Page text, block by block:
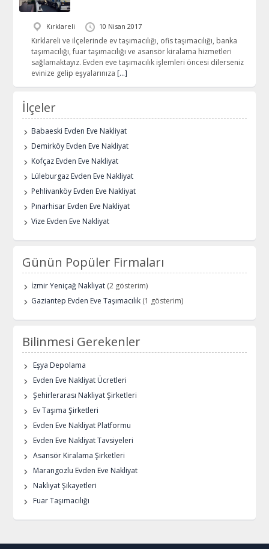
Kırklareli 10 Nisan 2017
Kırklareli ve ilçelerinde ev taşımacılığı, ofis taşımacılığı, banka
taşımacılığı, fuar taşımacılığı ve asansör kiralama hizmetleri
sağlamaktayız. Evden eve taşımacılık işlemleri öncesi dilerseniz
evinize gelip eşyalarınıza […]
İlçeler
Babaeski Evden Eve Nakliyat
Demirköy Evden Eve Nakliyat
Kofçaz Evden Eve Nakliyat
Lüleburgaz Evden Eve Nakliyat
Pehlivanköy Evden Eve Nakliyat
Pınarhisar Evden Eve Nakliyat
Vize Evden Eve Nakliyat
Günün Popüler Firmaları
İzmir Yeniçağ Nakliyat (2 gösterim)
Gaziantep Evden Eve Taşımacılık (1 gösterim)
Bilinmesi Gerekenler
Eşya Depolama
Evden Eve Nakliyat Ücretleri
Şehirlerarası Nakliyat Şirketleri
Ev Taşıma Şirketleri
Evden Eve Nakliyat Platformu
Evden Eve Nakliyat Tavsiyeleri
Asansör Kiralama Şirketleri
Marangozlu Evden Eve Nakliyat
Nakliyat Şikayetleri
Fuar Taşımacılığı